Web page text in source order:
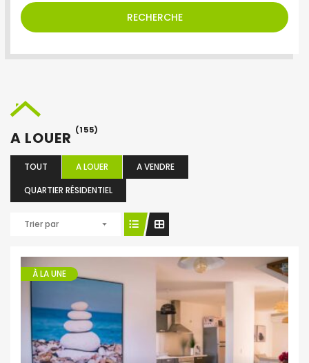
RECHERCHE
A LOUER (155)
TOUT A LOUER
A VENDRE
QUARTIER RÉSIDENTIEL
Trier par
À LA UNE